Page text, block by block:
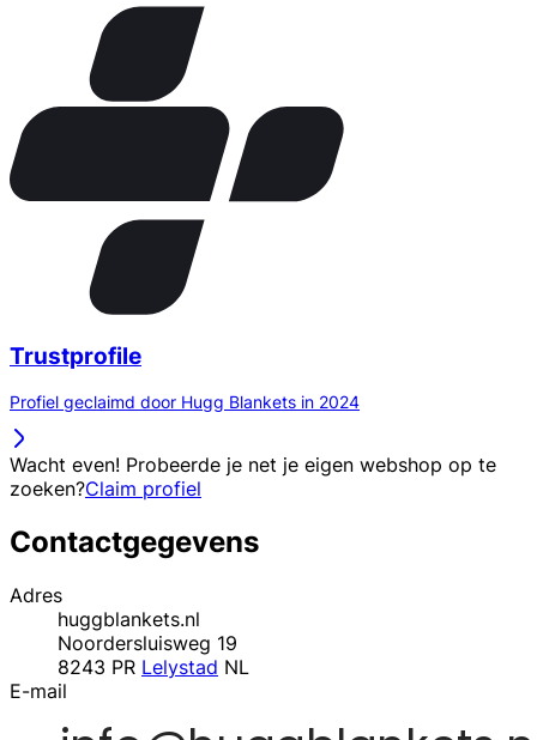
Trustprofile
Profiel geclaimd door Hugg Blankets in 2024
Wacht even! Probeerde je net je eigen webshop op te
zoeken?Claim profiel
Contactgegevens
Adres
huggblankets.nl
Noordersluisweg 19
8243 PR Lelystad NL
E-mail